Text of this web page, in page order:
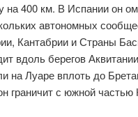
на 400 км. В Испании он
автономных
Кантабрии и Страны
вдоль берегов
на Луаре вплоть до
граничит с южной частью